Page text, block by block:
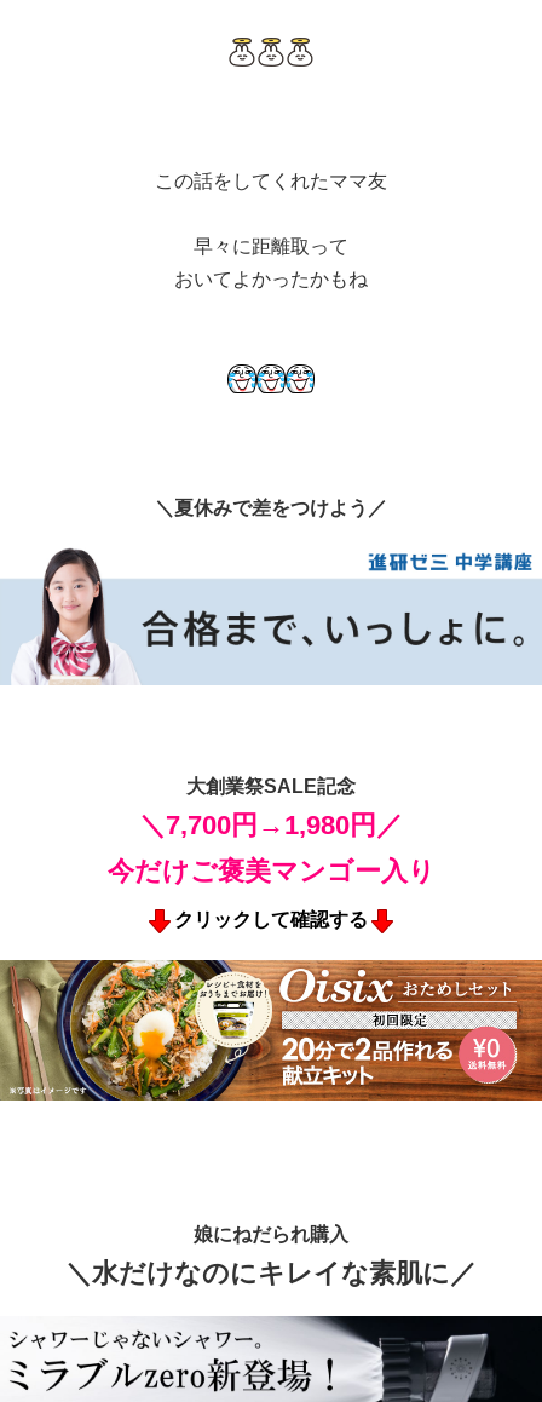
この話をしてくれたママ友
早々に距離取って
おいてよかったかもね
＼夏休みで差をつけよう／
大創業祭SALE記念
＼7,700円→1,980円／
今だけご褒美マンゴー入り
クリックして確認する
娘にねだられ購入
＼水だけなのにキレイな素肌に／